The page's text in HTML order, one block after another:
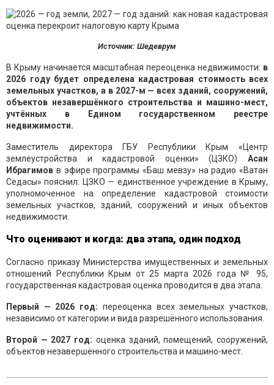
Источник: Шедеврум
В Крыму начинается масштабная переоценка недвижимости: в
2026 году будет определена кадастровая стоимость всех
земельных участков, а в 2027-м — всех зданий, сооружений,
объектов незавершённого строительства и машино-мест,
учтённых в Едином государственном реестре
недвижимости.
Заместитель директора ГБУ Республики Крым «Центр
землеустройства и кадастровой оценки» (ЦЗКО) Асан
Ибрагимов в эфире программы «Баш мевзу» на радио «Ватан
Седасы» пояснил: ЦЗКО — единственное учреждение в Крыму,
уполномоченное на определение кадастровой стоимости
земельных участков, зданий, сооружений и иных объектов
недвижимости.
Что оценивают и когда: два этапа, один подход
Согласно приказу Министерства имущественных и земельных
отношений Республики Крым от 25 марта 2026 года № 95,
государственная кадастровая оценка проводится в два этапа.
Первый — 2026 год: переоценка всех земельных участков,
независимо от категории и вида разрешённого использования.
Второй — 2027 год: оценка зданий, помещений, сооружений,
объектов незавершённого строительства и машино-мест.